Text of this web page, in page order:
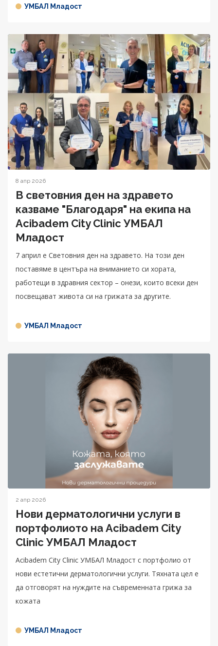
УМБАЛ Младост
8 апр 2026
В световния ден на здравето
казваме "Благодаря" на екипа на
Acibadem City Clinic УМБАЛ
Младост
7 април е Световния ден на здравето. На този ден
поставяме в центъра на вниманието си хората,
работещи в здравния сектор – онези, които всеки ден
посвещават живота си на грижата за другите.
УМБАЛ Младост
2 апр 2026
Нови дерматологични услуги в
портфолиото на Acibadem City
Clinic УМБАЛ Младост
Acibadem City Clinic УМБАЛ Младост с портфолио от
нови естетични дерматологични услуги. Тяхната цел е
да отговорят на нуждите на съвременната грижа за
кожата
УМБАЛ Младост